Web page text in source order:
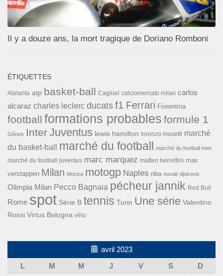
Il y a douze ans, la mort tragique de Doriano Romboni
ÉTIQUETTES
Atalanta atp basket-ball Cagliari calciomercato milan carlos
alcaraz charles leclerc ducats f1 Ferrari Fiorentina
football formations probables formule 1
Gênes InterJuventus lewis hamilton lorenzo musetti marché
du basket-ball
marché du football marché du football inter
marché du football juventus marc marquez matteo berrettini max
verstappen Milan Monza motogp Naples nba novak djokovic
Olimpia Milan Pecco Bagnaia pécheur jannik Red Bull
Rome spot Série B tennis Turin Une série Valentino
Rossi Virtus Bologna vélo
avril 2023
L
M M J V S D